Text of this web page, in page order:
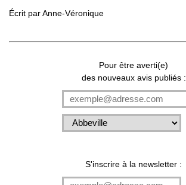
Écrit parAnne-Véronique
Pour être averti(e)
des nouveaux avis publiés :
S'inscrire à la newsletter :